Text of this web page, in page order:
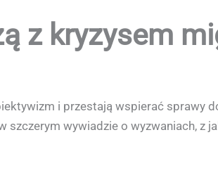
z kryzysem
i przestają wspierać sprawy
wywiadzie o wyzwaniach, z